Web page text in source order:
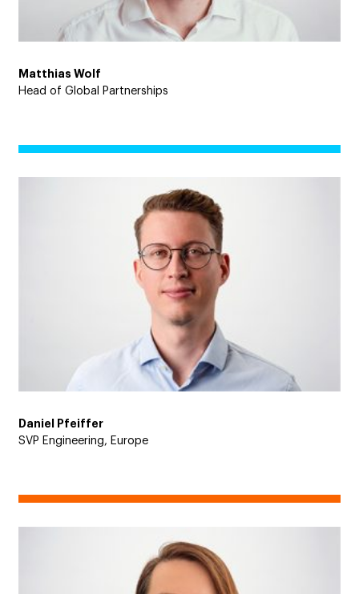
Matthias Wolf
Head of Global Partnerships
Daniel Pfeiffer
SVP Engineering, Europe